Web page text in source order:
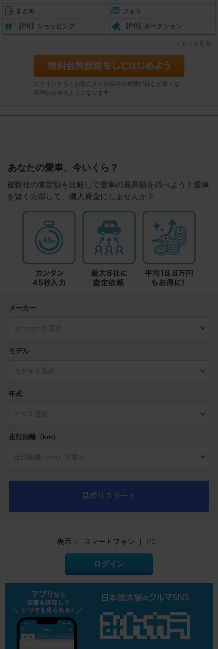
まとめ フォト
【PR】ショッピング 【PR】オークション
もっと見る
ログインするとお気に入りの保存や燃費記録など様々な
管理が出来るようになります
あなたの愛車、今いくら？
複数社の査定額を比較して愛車の最高額を調べよう！愛車
を賢く売却して、購入資金にしませんか？
メーカー
モデル
年式
走行距離（km）
見積りスタート
表示： スマートフォン | PC
ログイン